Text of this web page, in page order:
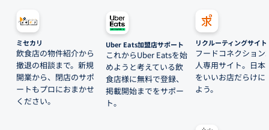
ミセカリ
飲食店の物件紹介から
撤退の相談まで。新規
開業から、閉店のサポ
ートもプロにおまかせ
ください。
Uber Eats加盟店サポート
これからUber Eatsを始
めようと考えている飲
食店様に無料で登録、
掲載開始までをサポー
ト。
リクルーティングサイト
フードコネクション
人専用サイト。日本
をいいお店だらけに
よう。